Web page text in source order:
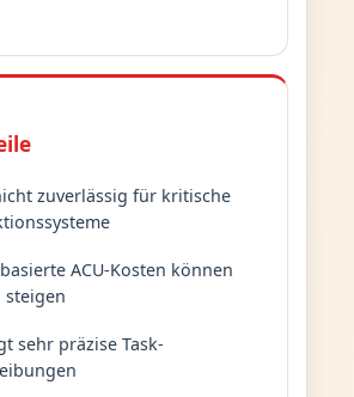
zuverlässig für kritische
ACU-Kosten können
steigen
sehr präzise Task-